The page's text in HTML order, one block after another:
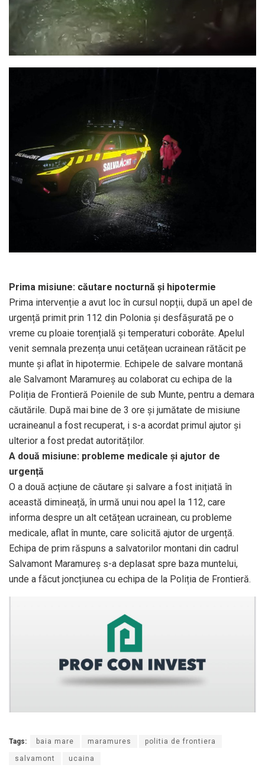
Prima misiune: căutare nocturnă și hipotermie
Prima intervenție a avut loc în cursul nopții, după un apel de
urgență primit prin 112 din Polonia și desfășurată pe o
vreme cu ploaie torențială și temperaturi coborâte. Apelul
venit semnala prezența unui cetățean ucrainean rătăcit pe
munte și aflat în hipotermie. Echipele de salvare montană
ale Salvamont Maramureș au colaborat cu echipa de la
Poliția de Frontieră Poienile de sub Munte, pentru a demara
căutările. După mai bine de 3 ore și jumătate de misiune
ucraineanul a fost recuperat, i s-a acordat primul ajutor și
ulterior a fost predat autorităților.
A două misiune: probleme medicale și ajutor de
urgență
O a două acțiune de căutare și salvare a fost inițiată în
această dimineață, în urmă unui nou apel la 112, care
informa despre un alt cetățean ucrainean, cu probleme
medicale, aflat în munte, care solicită ajutor de urgență.
Echipa de prim răspuns a salvatorilor montani din cadrul
Salvamont Maramureș s-a deplasat spre baza muntelui,
unde a făcut joncțiunea cu echipa de la Poliția de Frontieră.
Tags: baia mare maramures politia de frontiera
salvamont ucaina